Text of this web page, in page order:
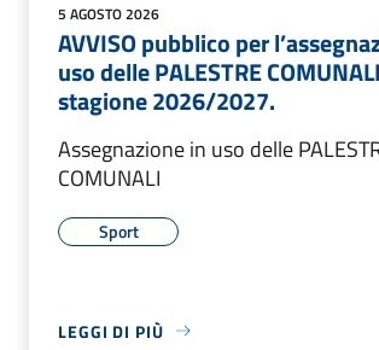
5 AGOSTO 2026
AVVISO pubblico per
uso delle PALESTRE
stagione 2026/2027.
Assegnazione in uso delle
COMUNALI
Sport
LEGGI DI PIÙ